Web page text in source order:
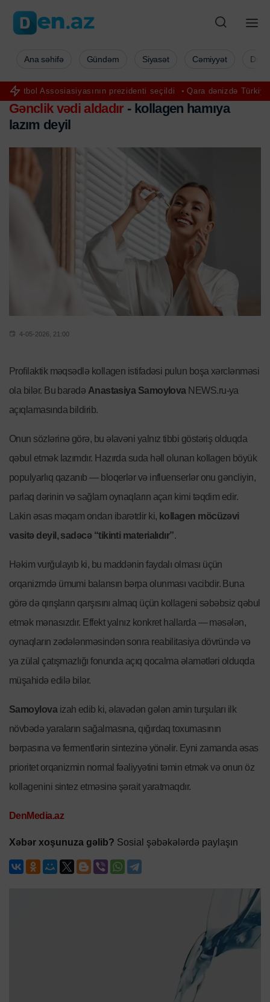
Assosiasiyasının prezidenti seçildi Qara dənizdə Türkiyə
Ana səhifə Gündəm Siyasət Cəmiyyət
Gənclik vədi aldadır - kollagen hamıya
lazım deyil
4-05-2026, 21:00
Profilaktik məqsədlə kollagen istifadəsi pulun boşa xərclənməsi
ola bilər. Bu barədə Anastasiya SamoylovaNEWS.ru-ya
açıqlamasında bildirib.
Onun sözlərinə görə, bu əlavəni yalnız tibbi göstəriş olduqda
qəbul etmək lazımdır. Hazırda suda həll olunan kollagen böyük
populyarlıq qazanıb — bloqerlər və influenserlər onu gəncliyin,
parlaq dərinin və sağlam oynaqların açarı kimi təqdim edir.
Lakin əsas məqam ondan ibarətdir ki, kollagen möcüzəvi
vasitə deyil, sadəcə “tikinti materialıdır”.
Həkim vurğulayıb ki, bu maddənin faydalı olması üçün
orqanizmdə ümumi balansın bərpa olunması vacibdir. Buna
görə də qırışların qarşısını almaq üçün kollageni səbəbsiz qəbul
etmək mənasızdır. Effekt yalnız konkret hallarda — məsələn,
oynaqların zədələnməsindən sonra reabilitasiya dövründə və
ya zülal çatışmazlığı fonunda açıq qocalma əlamətləri olduqda
müşahidə edilə bilər.
Samoylovaizah edib ki, əlavədən gələn amin turşuları ilk
növbədə yaraların sağalmasına, qığırdaq toxumasının
bərpasına və fermentlərin sintezinə yönəlir. Eyni zamanda əsas
prioritet orqanizmin normal fəaliyyətini təmin etmək və onun öz
kollagenini sintez etməsinə şərait yaratmaqdır.
DenMedia.az
Xəbər xoşunuza gəlib? Sosial şəbəkələrdə paylaşın